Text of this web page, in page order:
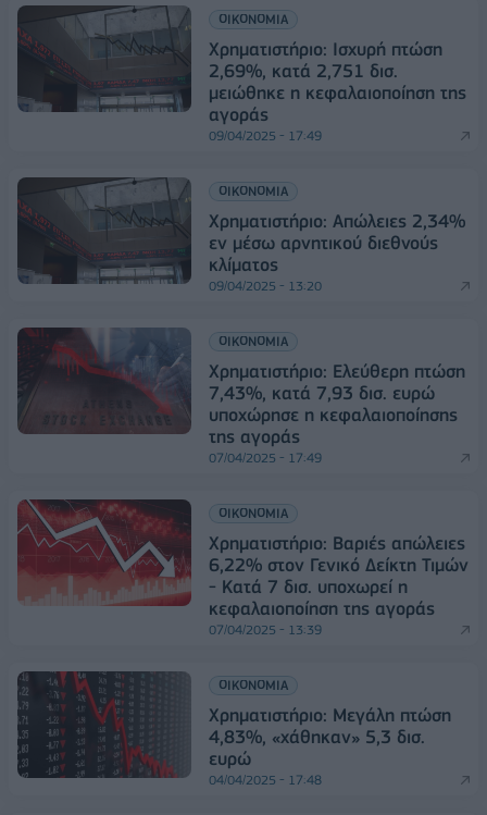
ΟΙΚΟΝΟΜΙΑ
Χρηματιστήριο: Ισχυρή πτώση
2,69%, κατά 2,751 δισ.
μειώθηκε η κεφαλαιοποίηση της
αγοράς
09/04/2025 - 17:49
ΟΙΚΟΝΟΜΙΑ
Χρηματιστήριο: Απώλειες 2,34%
εν μέσω αρνητικού διεθνούς
κλίματος
09/04/2025 - 13:20
ΟΙΚΟΝΟΜΙΑ
Χρηματιστήριο: Ελεύθερη πτώση
7,43%, κατά 7,93 δισ. ευρώ
υποχώρησε η κεφαλαιοποίησης
της αγοράς
07/04/2025 - 17:49
ΟΙΚΟΝΟΜΙΑ
Χρηματιστήριο: Βαριές απώλειες
6,22% στον Γενικό Δείκτη Τιμών
- Κατά 7 δισ. υποχωρεί η
κεφαλαιοποίηση της αγοράς
07/04/2025 - 13:39
ΟΙΚΟΝΟΜΙΑ
Χρηματιστήριο: Μεγάλη πτώση
4,83%, «χάθηκαν» 5,3 δισ.
ευρώ
04/04/2025 - 17:48